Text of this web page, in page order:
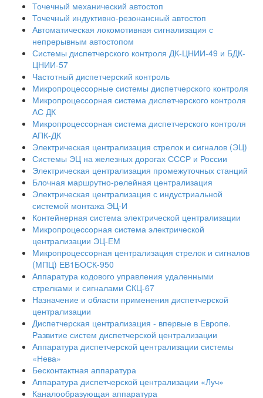
Точечный механический автостоп
Точечный индуктивно-резонансный автостоп
Автоматическая локомотивная сигнализация с
непрерывным автостопом
Системы диспетчерского контроля ДК-ЦНИИ-49 и БДК-
ЦНИИ-57
Частотный диспетчерский контроль
Микропроцессорные системы диспетчерского контроля
Микропроцессорная система диспетчерского контроля
АС ДК
Микропроцессорная система диспетчерского контроля
АПК-ДК
Электрическая централизация стрелок и сигналов (ЭЦ)
Системы ЭЦ на железных дорогах СССР и России
Электрическая централизация промежуточных станций
Блочная маршрутно-релейная централизация
Электрическая централизация с индустриальной
системой монтажа ЭЦ-И
Контейнерная система электрической централизации
Микропроцессорная система электрической
централизации ЭЦ-ЕМ
Микропроцессорная централизация стрелок и сигналов
(МПЦ) ЕВ1БОСК-950
Аппаратура кодового управления удаленными
стрелками и сигналами СКЦ-67
Назначение и области применения диспетчерской
централизации
Диспетчерская централизация - впервые в Европе.
Развитие систем диспетчерской централизации
Аппаратура диспетчерской централизации системы
«Нева»
Бесконтактная аппаратура
Аппаратура диспетчерской централизации «Луч»
Каналообразующая аппаратура